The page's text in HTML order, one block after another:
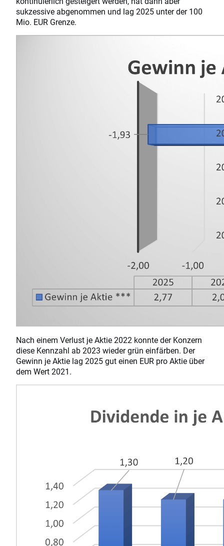
sukzessive abgenommen und lag 2025 unter der 100
Mio. EUR Grenze.
Nach einem Verlust je Aktie 2022 konnte der Konzern
diese Kennzahl ab 2023 wieder grün einfärben. Der
Gewinn je Aktie lag 2025 gut einen EUR pro Aktie über
dem Wert 2021.